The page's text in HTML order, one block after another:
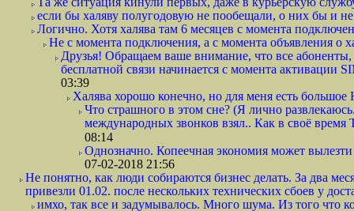
если бы халяву полугодовую не пообещали, о них бы и
Логично. Хотя халява там 6 месяцев с момента
Не с момента подключения, а с момента объявления о
Друзья! Обращаем ваше внимание, что все
бесплатной связи начинается с момента
03:39
Халява хорошо конечно, но для меня есть
Что страшного в этом сне? (Я лично
международных звонков взял.. Как в своё
08:14
Однозначно. Копеечная экономия может
07-02-2018 21:56
Не понятно, как люди собираются бизнес делать. За два
привезли 01.02. после нескольких технических сбоев у
имхо, так все и задумывалось. Много шума. Из того что